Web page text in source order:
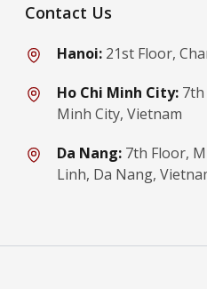
Contact Us
Hanoi: 21st Floor,
Ho Chi Minh City: 7th
Minh City, Vietnam
Da Nang: 7th Floor,
Linh, Da Nang,